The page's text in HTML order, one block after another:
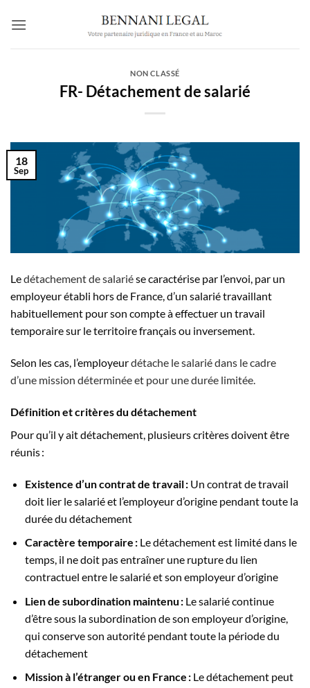
NON CLASSÉ
FR- Détachement de salarié
18
Sep
Ledétachement de salariése caractérise par l’envoi, par un
employeur établi hors de France, d’un salarié travaillant
habituellement pour son compte à effectuer un travail
temporaire sur le territoire français ou inversement.
Selon les cas, l’employeurdétache le salarié dans le cadre
d’une mission déterminée et pour une durée limitée.
Définition et critères du détachement
Pour qu’il y ait détachement, plusieurs critères doivent être
réunis :
Existence d’un contrat de travail :Un contrat de travail
doit lier le salarié et l’employeur d’origine pendant toute la
durée du détachement
Caractère temporaire :Le détachement est limité dans le
temps, il ne doit pas entraîner une rupture du lien
contractuel entre le salarié et son employeur d’origine
Lien de subordination maintenu :Le salarié continue
d’être sous la subordination de son employeur d’origine,
qui conserve son autorité pendant toute la période du
détachement
Mission à l’étranger ou en France :Le détachement peut